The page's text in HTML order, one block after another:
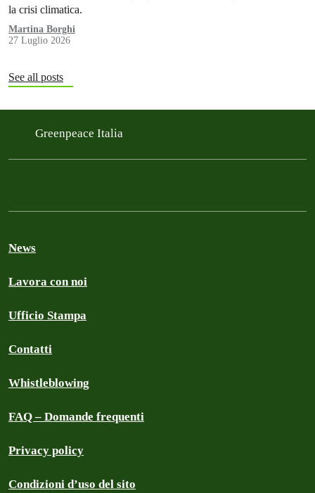
la crisi climatica.
Martina Borghi
27 Luglio 2026
See all posts
Greenpeace Italia
News
Lavora con noi
Ufficio Stampa
Contatti
Whistleblowing
FAQ – Domande frequenti
Privacy policy
Condizioni d’uso del sito